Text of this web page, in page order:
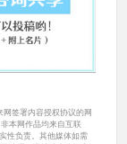
签署内容授权协议的网
本网作品均来自互联
性负责。其他媒体如需